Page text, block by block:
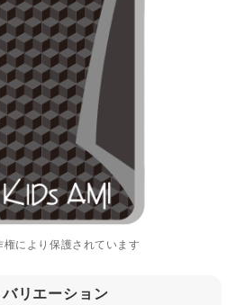
により保護されています
バリエーション